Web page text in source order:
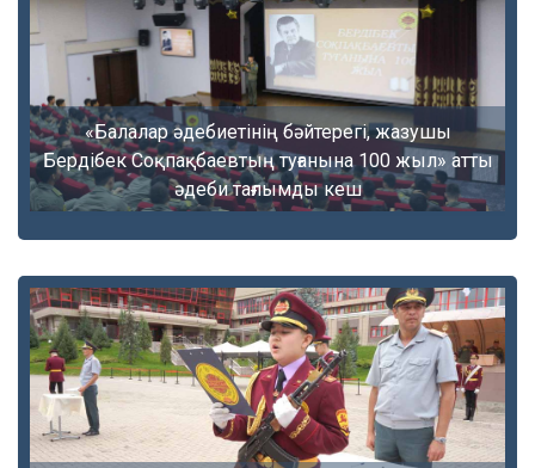
«Балалар әдебиетінің бәйтерегі, жазушы
Бердібек Соқпақбаевтың туғанына 100 жыл» атты
әдеби тағлымды кеш